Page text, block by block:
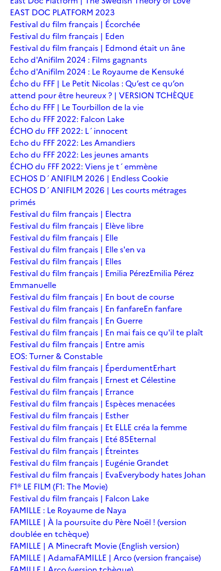
EAST DOC PLATFORM 2023
Festival du film français | Écorchée
Festival du film français | Eden
Festival du film français | Edmond était un âne
Echo d'Anifilm 2024 : Films gagnants
Écho d'Anifilm 2024 : Le Royaume de Kensuké
Écho du FFF | Le Petit Nicolas : Qu’est ce qu’on
attend pour être heureux ? | VERSION TCHÈQUE
Écho du FFF | Le Tourbillon de la vie
Echo du FFF 2022: Falcon Lake
ÉCHO du FFF 2022: L´innocent
Echo du FFF 2022: Les Amandiers
Echo du FFF 2022: Les jeunes amants
ÉCHO du FFF 2022: Viens je t´emmène
ECHOS D´ANIFILM 2026 | Endless Cookie
ECHOS D´ANIFILM 2026 | Les courts métrages
primés
Festival du film français | Electra
Festival du film français | Elève libre
Festival du film français | Elle
Festival du film français | Elle s'en va
Festival du film français | Elles
Festival du film français | Emilia PérezEmilia Pérez
Emmanuelle
Festival du film français | En bout de course
Festival du film français | En fanfareEn fanfare
Festival du film français | En Guerre
Festival du film français | En mai fais ce qu'il te plaît
Festival du film français | Entre amis
EOS: Turner & Constable
Festival du film français | ÉperdumentErhart
Festival du film français | Ernest et Célestine
Festival du film français | Errance
Festival du film français | Espèces menacées
Festival du film français | Esther
Festival du film français | Et ELLE créa la femme
Festival du film français | Eté 85Eternal
Festival du film français | Étreintes
Festival du film français | Eugénie Grandet
Festival du film français | EvaEverybody hates Johan
F1® LE FILM (F1: The Movie)
Festival du film français | Falcon Lake
FAMILLE : Le Royaume de Naya
FAMILLE | À la poursuite du Père Noël ! (version
doublée en tchèque)
FAMILLE | A Minecraft Movie (English version)
FAMILLE | AdamaFAMILLE | Arco (version française)